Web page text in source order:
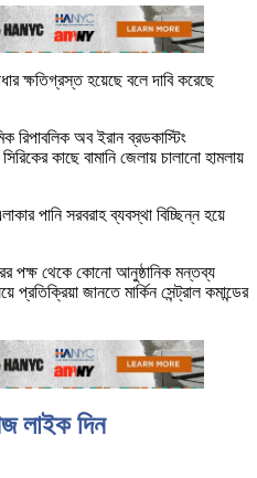
ক্ষতিগ্রস্ত হয়েছে বলে দাবি করেছে
রিপাবলিক অব ইরান ব্রডকাস্টিং
কাছে বামানি জেলায় চালানো হামলায়
পানি সরবরাহ ব্যবস্থা বিচ্ছিন্ন হয়ে
পক্ষ থেকে কোনো আনুষ্ঠানিক মন্তব্য
জানতে মার্কিন সেন্ট্রাল কমান্ডের
লাইক দিন